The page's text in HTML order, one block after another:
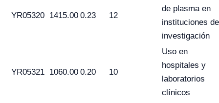
YR05320 1415.00 0.23 12
de plasma en
instituciones de
investigación
YR05321 1060.00 0.20 10
Uso en
hospitales y
laboratorios
clínicos